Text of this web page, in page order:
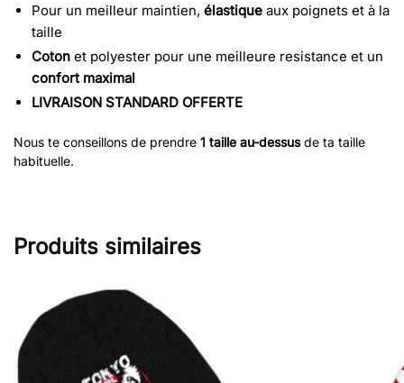
Pour un meilleur maintien, élastique aux poignets et à la
taille
Coton et polyester pour une meilleure resistance et un
confort maximal
LIVRAISON STANDARD OFFERTE
Nous te conseillons de prendre 1 taille au-dessusde ta taille
habituelle.
Produits similaires